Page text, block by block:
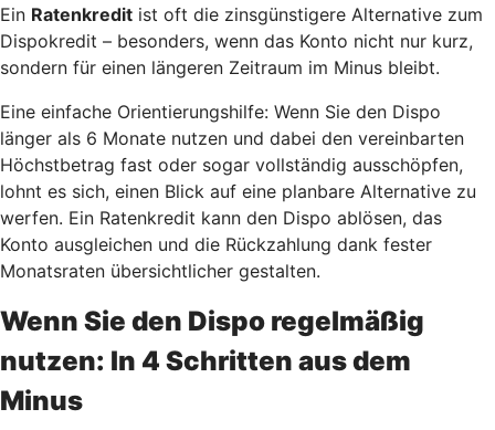
Ein Ratenkredit ist oft die zinsgünstigere Alternative zum
Dispokredit – besonders, wenn das Konto nicht nur kurz,
sondern für einen längeren Zeitraum im Minus bleibt.
Eine einfache Orientierungshilfe: Wenn Sie den Dispo
länger als 6 Monate nutzen und dabei den vereinbarten
Höchstbetrag fast oder sogar vollständig ausschöpfen,
lohnt es sich, einen Blick auf eine planbare Alternative zu
werfen. Ein Ratenkredit kann den Dispo ablösen, das
Konto ausgleichen und die Rückzahlung dank fester
Monatsraten übersichtlicher gestalten.
Wenn Sie den Dispo regelmäßig
nutzen: In 4 Schritten aus dem
Minus